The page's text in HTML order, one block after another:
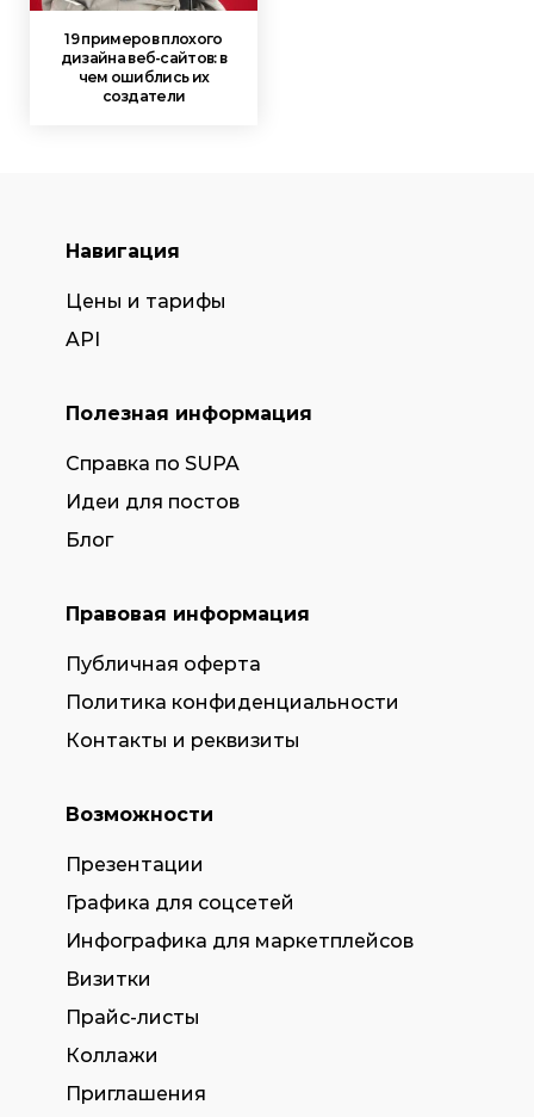
19 примеров плохого
дизайна веб-сайтов: в
чем ошиблись их
создатели
Навигация
Цены и тарифы
API
Полезная информация
Справка по SUPA
Идеи для постов
Блог
Правовая информация
Публичная оферта
Политика конфиденциальности
Контакты и реквизиты
Возможности
Презентации
Графика для соцсетей
Инфографика для маркетплейсов
Визитки
Прайс-листы
Коллажи
Приглашения